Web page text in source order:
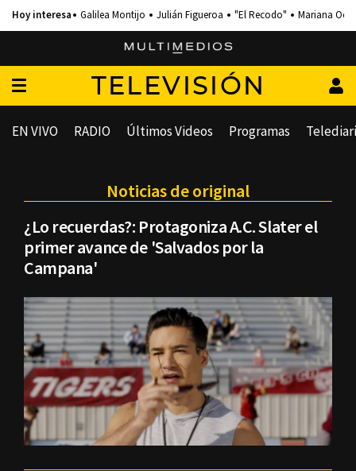
Galilea Montijo Julián Figueroa "El Recodo" Mariana
TELEVISIÓN
EN VIVO RADIO Últimos Videos Programas
Noticias de original
¿Lo recuerdas?: Protagoniza A.C. Slater el
primer avance de 'Salvados por la
Campana'